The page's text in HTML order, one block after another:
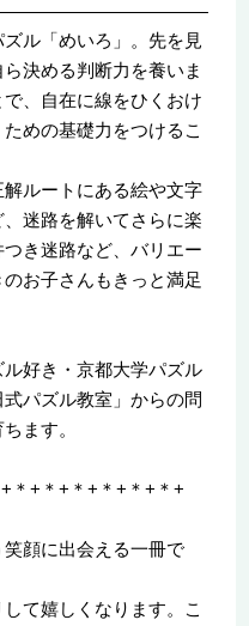
ル「めいろ」。先を見
決める判断力を養いま
、自在に線をひくおけ
めの基礎力をつけるこ
ルートにある絵や文字
迷路を解いてさらに楽
き迷路など、バリエー
お子さんもきっと満足
好き・京都大学パズル
パズル教室」からの問
ます。
＊+＊+＊+＊+＊+＊+
顔に出会える一冊で
て嬉しくなります。こ